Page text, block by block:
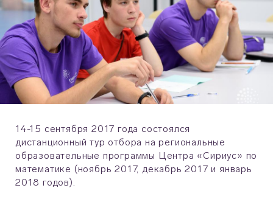
14-15 сентября 2017 года состоялся
дистанционный тур отбора на региональные
образовательные программы Центра «Сириус» по
математике (ноябрь 2017, декабрь 2017 и январь
2018 годов).